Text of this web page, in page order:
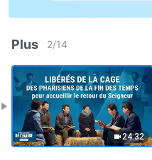
Plus 2/14
24:32